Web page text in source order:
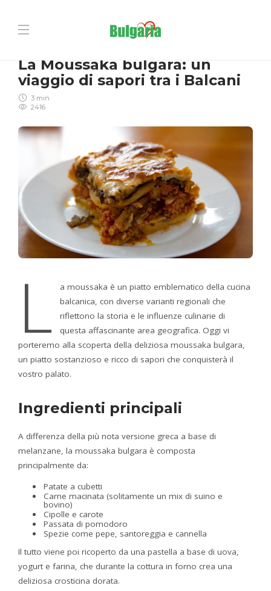
La Moussaka bulgara: un
viaggio di sapori tra i Balcani
3 min
2416
L
a moussaka è un piatto emblematico della cucina
balcanica, con diverse varianti regionali che
riflettono la storia e le influenze culinarie di
questa affascinante area geografica. Oggi vi
porteremo alla scoperta della deliziosa moussaka bulgara,
un piatto sostanzioso e ricco di sapori che conquisterà il
vostro palato.
Ingredienti principali
A differenza della più nota versione greca a base di
melanzane, la moussaka bulgara è composta
principalmente da:
Patate a cubetti
Carne macinata (solitamente un mix di suino e
bovino)
Cipolle e carote
Passata di pomodoro
Spezie come pepe, santoreggia e cannella
Il tutto viene poi ricoperto da una pastella a base di uova,
yogurt e farina, che durante la cottura in forno crea una
deliziosa crosticina dorata.